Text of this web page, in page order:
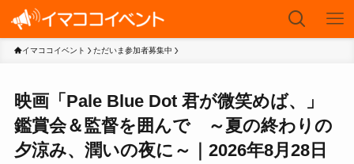
イマココイベント ただいま参加者募集中
映画「Pale Blue Dot 君が微笑めば、」
鑑賞会＆監督を囲んで ～夏の終わりの
夕涼み、潤いの夜に～｜2026年8月28日